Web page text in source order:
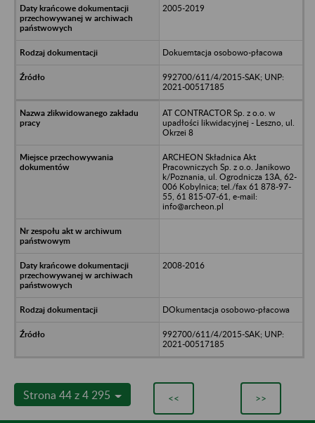
2005-2019
Dokuemtacja osobowo-płacowa
992700/611/4/2015-SAK; UNP:
2021-00517185
AT CONTRACTOR Sp. z o.o. w
upadłości likwidacyjnej - Leszno, ul.
Okrzei 8
ARCHEON Składnica Akt
Pracowniczych Sp. z o.o. Janikowo
k/Poznania, ul. Ogrodnicza 13A, 62-
006 Kobylnica; tel./fax 61 878-97-
55, 61 815-07-61, e-mail:
info@archeon.pl
2008-2016
DOkumentacja osobowo-płacowa
992700/611/4/2015-SAK; UNP:
2021-00517185
Strona 44 z 4 295 << >>